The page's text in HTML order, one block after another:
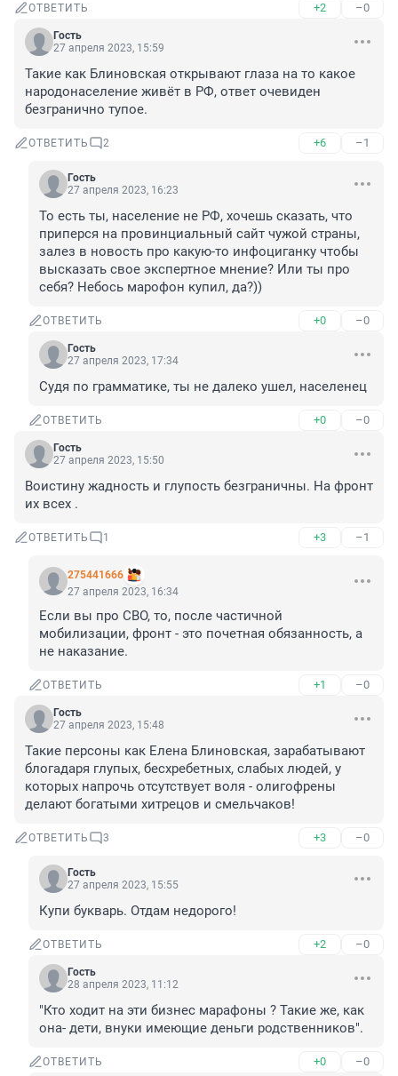
ОТВЕТИТЬ +2 –0
Гость
27 апреля 2023, 15:59
Такие как Блиновская открывают глаза на то какое
народонаселение живёт в РФ, ответ очевиден
безгранично тупое.
ОТВЕТИТЬ 2 +6 –1
Гость
27 апреля 2023, 16:23
То есть ты, население не РФ, хочешь сказать, что
приперся на провинциальный сайт чужой страны,
залез в новость про какую-то инфоциганку чтобы
высказать свое экспертное мнение? Или ты про
себя? Небось марофон купил, да?))
ОТВЕТИТЬ +0 –0
Гость
27 апреля 2023, 17:34
Судя по грамматике, ты не далеко ушел, населенец
ОТВЕТИТЬ +0 –0
Гость
27 апреля 2023, 15:50
Воистину жадность и глупость безграничны. На фронт
их всех .
ОТВЕТИТЬ 1 +3 –1
275441666
27 апреля 2023, 16:34
Если вы про СВО, то, после частичной
мобилизации, фронт - это почетная обязанность, а
не наказание.
ОТВЕТИТЬ +1 –0
Гость
27 апреля 2023, 15:48
Такие персоны как Елена Блиновская, зарабатывают
блогадаря глупых, бесхребетных, слабых людей, у
которых напрочь отсутствует воля - олигофрены
делают богатыми хитрецов и смельчаков!
ОТВЕТИТЬ 3 +3 –0
Гость
27 апреля 2023, 15:55
Купи букварь. Отдам недорого!
ОТВЕТИТЬ +2 –0
Гость
28 апреля 2023, 11:12
"Кто ходит на эти бизнес марафоны ? Такие же, как
она- дети, внуки имеющие деньги родственников".
ОТВЕТИТЬ +0 –0